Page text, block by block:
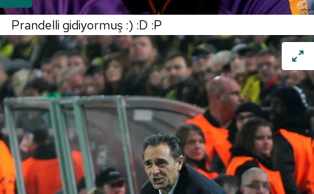
Prandelli gidiyormuş :) :D :P